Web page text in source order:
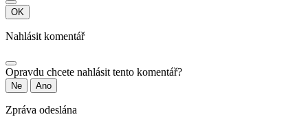
OK
Nahlásit komentář
Opravdu chcete nahlásit tento komentář?
Ne Ano
Zpráva odeslána